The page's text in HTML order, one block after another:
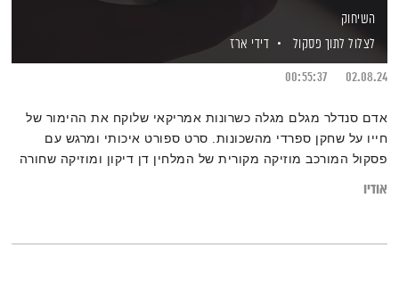
השיחוק
לצלול לתוך פסקול
דידי ארז
02.08.24
00:55:37
אדם סנדלר מגלם מגלה כשרונות אמריקאי שלוקח את ההימור של
חייו על שחקן ספרדי מהשכונות. סרט ספורט איכותי ומרגש עם
פסקול המורכב מוזיקה מקורית של המלחין דן דיקון ומוזיקה שחורה
אודיו